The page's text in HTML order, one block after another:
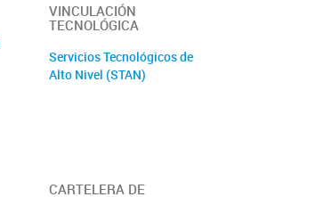
VINCULACIÓN
TECNOLÓGICA
Servicios Tecnológicos de
Alto Nivel (STAN)
CARTELERA DE